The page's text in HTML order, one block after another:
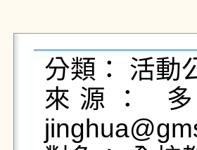
分類： 活動
來源：